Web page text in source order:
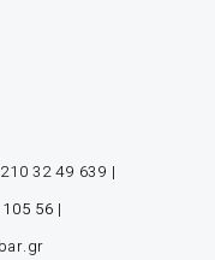
32 49 639 |
56 |